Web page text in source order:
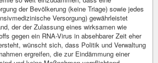
der Bevölkerung (keine Triage) sowie jedes
Versorgung) gewährleistet
der der Zulassung eines wirksamen wie
gegen ein RNA-Virus in absehbarer Zeit eher
wünscht sich, dass Politik und Verwaltung
ergreifen, die zur Eindämmung einer